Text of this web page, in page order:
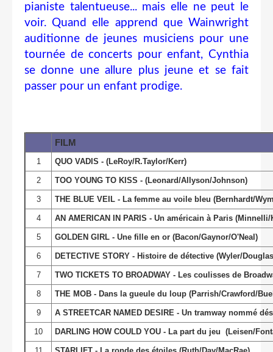
pianiste talentueuse... mais elle ne peut le
voir. Quand elle apprend que Wainwright
auditionne de jeunes musiciens pour une
tournée de concerts pour enfant, Cynthia
se donne une allure plus jeune et se fait
passer pour un enfant prodige.
FILM
1 QUO VADIS - (LeRoy/R.Taylor/Kerr)
2 TOO YOUNG TO KISS - (Leonard/Allyson/Johnson)
3 THE BLUE VEIL - La femme au voile bleu (Bernhardt/
4 AN AMERICAN IN PARIS - Un américain à Paris
5 GOLDEN GIRL - Une fille en or (Bacon/Gaynor/O'Neal)
6 DETECTIVE STORY - Histoire de détective (Wyler/
7 TWO TICKETS TO BROADWAY - Les coulisses de
8 THE MOB - Dans la gueule du loup (Parrish/Crawford/
9 A STREETCAR NAMED DESIRE - Un tramway nommé
10 DARLING HOW COULD YOU - La part du jeu (Leisen/